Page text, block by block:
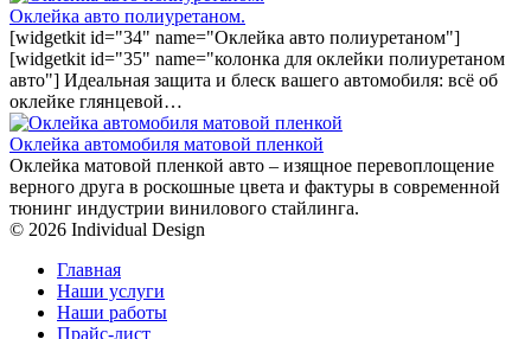
Оклейка авто полиуретаном.
[widgetkit id="34" name="Оклейка авто полиуретаном"]
[widgetkit id="35" name="колонка для оклейки полиуретаном
авто"] Идеальная защита и блеск вашего автомобиля: всё об
оклейке глянцевой…
Оклейка автомобиля матовой пленкой
Оклейка матовой пленкой авто – изящное перевоплощение
верного друга в роскошные цвета и фактуры в современной
тюнинг индустрии винилового стайлинга.
© 2026 Individual Design
Главная
Наши услуги
Наши работы
Прайс-лист